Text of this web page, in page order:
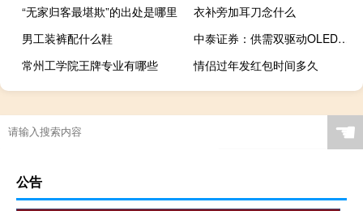
“无家归客最堪欺”的出处是哪里
衣补旁加耳刀念什么
男工装裤配什么鞋
中泰证券：供需双驱动OLED材料国产化迎来发展的战略窗口期
常州工学院王牌专业有哪些
情侣过年发红包时间多久
☚
公告